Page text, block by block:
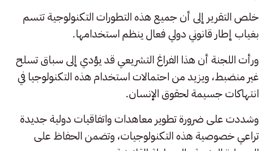
خلص التقرير إلى أن جميع هذه التطورات التكنولوجية تتسم
بغياب إطار قانوني دولي فعال ينظم استخدامها.
ورأت اللجنة أن هذا الفراغ التشريعي قد يؤدي إلى سباق تسلح
غير منضبط، ويزيد من احتمالات استخدام هذه التكنولوجيا في
انتهاكات جسيمة لحقوق الإنسان.
وشددت على ضرورة تطوير معاهدات واتفاقيات دولية جديدة
تراعي خصوصية هذه التكنولوجيات، وتضمن الحفاظ على